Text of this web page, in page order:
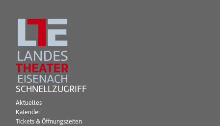
SCHNELLZUGRIFF
Aktuelles
Kalender
Tickets & Öffnungszeiten